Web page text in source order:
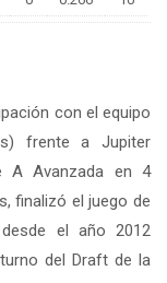
con el equipo
frente a Jupiter
A Avanzada en 4
finalizó el juego de
el año 2012
del Draft de la